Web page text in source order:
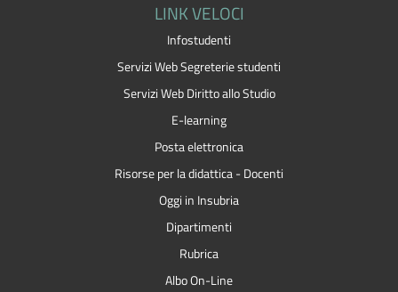
LINK VELOCI
Infostudenti
Servizi Web Segreterie studenti
Servizi Web Diritto allo Studio
E-learning
Posta elettronica
Risorse per la didattica - Docenti
Oggi in Insubria
Dipartimenti
Rubrica
Albo On-Line